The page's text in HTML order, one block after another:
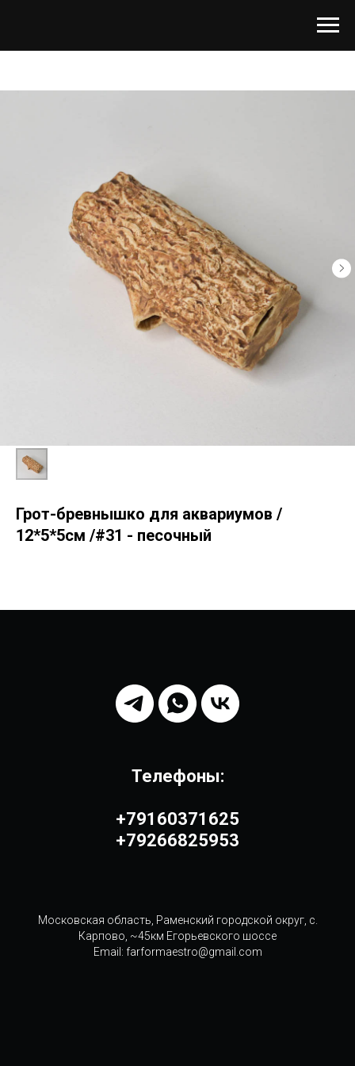
Грот-бревнышко для аквариумов /
12*5*5см /#31 - песочный
Телефоны:
+79160371625
+79266825953
Московская область, Раменский городской округ, с.
Карпово, ~45км Егорьевского шоссе
Email: farformaestro@gmail.com